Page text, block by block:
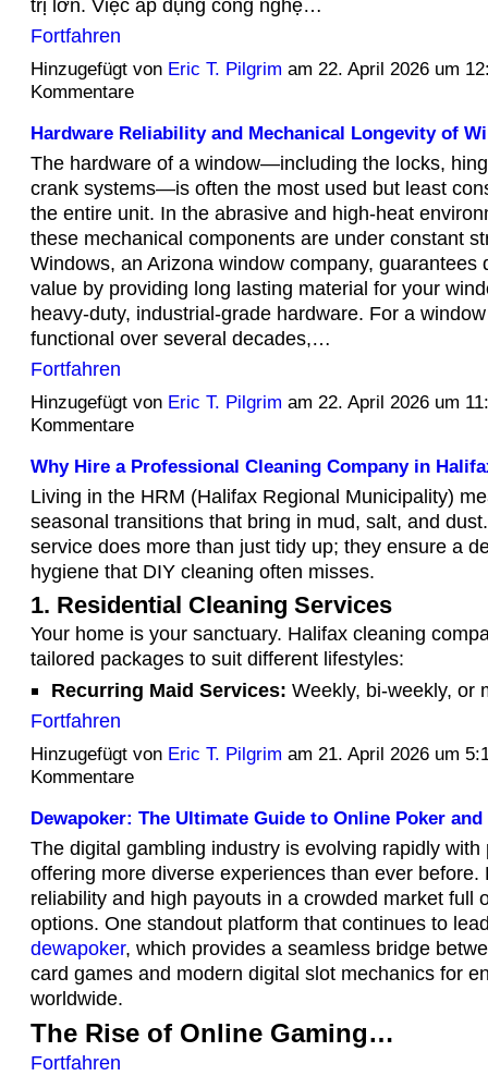
trị lớn. Việc áp dụng công nghệ…
Fortfahren
Hinzugefügt von Eric T. Pilgrim am 22. April 2026 um
Kommentare
Hardware Reliability and Mechanical Longevity of
The hardware of a window—including the locks,
crank systems—is often the most used but least
the entire unit. In the abrasive and high-heat
these mechanical components are under constant
Windows, an Arizona window company, guarantees
value by providing long lasting material for your
heavy-duty, industrial-grade hardware. For a
functional over several decades,…
Fortfahren
Hinzugefügt von Eric T. Pilgrim am 22. April 2026 um
Kommentare
Why Hire a Professional Cleaning Company in
Living in the HRM (Halifax Regional Municipality)
seasonal transitions that bring in mud, salt, and
service does more than just tidy up; they ensure a
hygiene that DIY cleaning often misses.
1. Residential Cleaning Services
Your home is your sanctuary. Halifax cleaning
tailored packages to suit different lifestyles:
Recurring Maid Services: Weekly, bi-weekly, or
Fortfahren
Hinzugefügt von Eric T. Pilgrim am 21. April 2026 um
Kommentare
Dewapoker: The Ultimate Guide to Online Poker
The digital gambling industry is evolving rapidly with
offering more diverse experiences than ever before.
reliability and high payouts in a crowded market full
options. One standout platform that continues to
dewapoker, which provides a seamless bridge
card games and modern digital slot mechanics for
worldwide.
The Rise of Online Gaming…
Fortfahren